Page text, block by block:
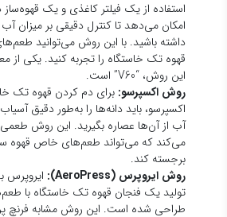
نکات طلایی برای دم کردن قهوه تک
آسیاب مناسب: برای هر روش دم‌کردن
مناسب بسیار مهم است. به‌عنوان مثال،
برای اکسپرسو از آسیاب ریز استفاده کنید.
آب با دمای مناسب: دمای آب در دم کردن
درجه سانتی‌گراد باشد. آب خیلی داغ
قهوه و طعم تلخ شود، در حالی که آب خیلی
از دانه‌ها استخراج نمی‌کند.
مقدار مناسب قهوه:معمولاً نسبت مناسب